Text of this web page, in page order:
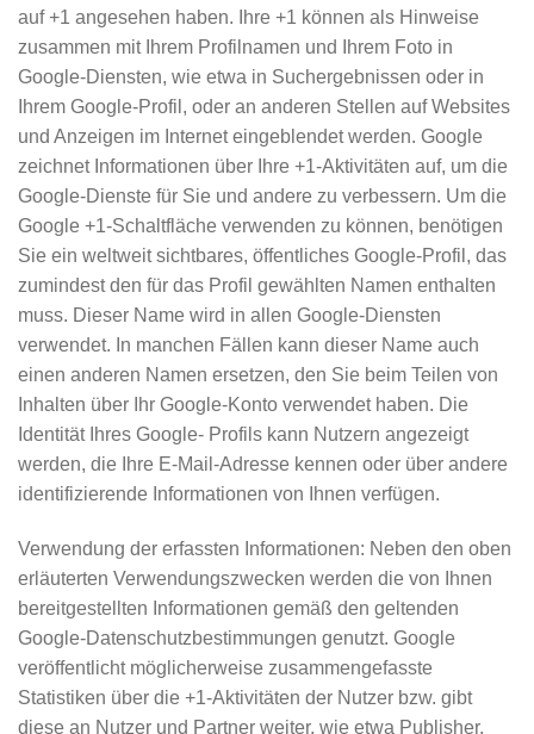
auf +1 angesehen haben. Ihre +1 können als Hinweise
zusammen mit Ihrem Profilnamen und Ihrem Foto in
Google-Diensten, wie etwa in Suchergebnissen oder in
Ihrem Google-Profil, oder an anderen Stellen auf Websites
und Anzeigen im Internet eingeblendet werden. Google
zeichnet Informationen über Ihre +1-Aktivitäten auf, um die
Google-Dienste für Sie und andere zu verbessern. Um die
Google +1-Schaltfläche verwenden zu können, benötigen
Sie ein weltweit sichtbares, öffentliches Google-Profil, das
zumindest den für das Profil gewählten Namen enthalten
muss. Dieser Name wird in allen Google-Diensten
verwendet. In manchen Fällen kann dieser Name auch
einen anderen Namen ersetzen, den Sie beim Teilen von
Inhalten über Ihr Google-Konto verwendet haben. Die
Identität Ihres Google- Profils kann Nutzern angezeigt
werden, die Ihre E-Mail-Adresse kennen oder über andere
identifizierende Informationen von Ihnen verfügen.
Verwendung der erfassten Informationen: Neben den oben
erläuterten Verwendungszwecken werden die von Ihnen
bereitgestellten Informationen gemäß den geltenden
Google-Datenschutzbestimmungen genutzt. Google
veröffentlicht möglicherweise zusammengefasste
Statistiken über die +1-Aktivitäten der Nutzer bzw. gibt
diese an Nutzer und Partner weiter, wie etwa Publisher,